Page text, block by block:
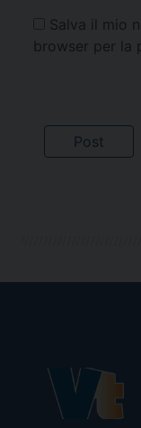
Salva il mio
browser per la